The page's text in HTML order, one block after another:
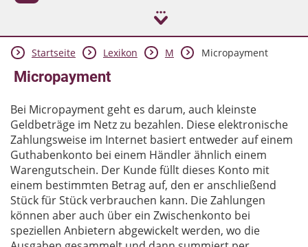
Aktuelles
Startseite Lexikon M Micropayment
Micropayment
Bei Micropayment geht es darum, auch kleinste
Geldbeträge im Netz zu bezahlen. Diese elektronische
Zahlungsweise im Internet basiert entweder auf einem
Guthabenkonto bei einem Händler ähnlich einem
Warengutschein. Der Kunde füllt dieses Konto mit
einem bestimmten Betrag auf, den er anschließend
Stück für Stück verbrauchen kann. Die Zahlungen
können aber auch über ein Zwischenkonto bei
speziellen Anbietern abgewickelt werden, wo die